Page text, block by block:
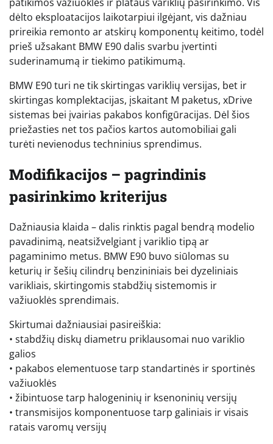
patikimos važiuoklės ir plataus variklių pasirinkimo. Vis
dėlto eksploatacijos laikotarpiui ilgėjant, vis dažniau
prireikia remonto ar atskirų komponentų keitimo, todėl
prieš užsakant BMW E90 dalis svarbu įvertinti
suderinamumą ir tiekimo patikimumą.
BMW E90 turi ne tik skirtingas variklių versijas, bet ir
skirtingas komplektacijas, įskaitant M paketus, xDrive
sistemas bei įvairias pakabos konfigūracijas. Dėl šios
priežasties net tos pačios kartos automobiliai gali
turėti nevienodus techninius sprendimus.
Modifikacijos – pagrindinis
pasirinkimo kriterijus
Dažniausia klaida – dalis rinktis pagal bendrą modelio
pavadinimą, neatsižvelgiant į variklio tipą ar
pagaminimo metus. BMW E90 buvo siūlomas su
keturių ir šešių cilindrų benzininiais bei dyzeliniais
varikliais, skirtingomis stabdžių sistemomis ir
važiuoklės sprendimais.
Skirtumai dažniausiai pasireiškia:
• stabdžių diskų diametru priklausomai nuo variklio
galios
• pakabos elementuose tarp standartinės ir sportinės
važiuoklės
• žibintuose tarp halogeninių ir ksenoninių versijų
• transmisijos komponentuose tarp galiniais ir visais
ratais varomų versijų